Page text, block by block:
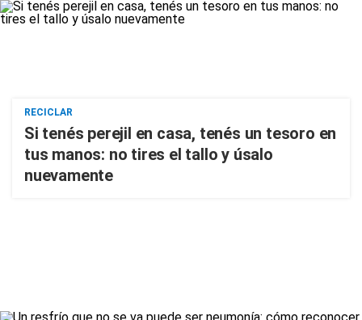
RECICLAR
Si tenés perejil en casa, tenés un tesoro en
tus manos: no tires el tallo y úsalo
nuevamente